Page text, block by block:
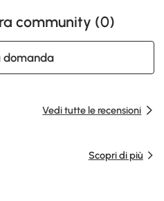
community (0)
domanda
Vedi tutte le recensioni
Scopri di più